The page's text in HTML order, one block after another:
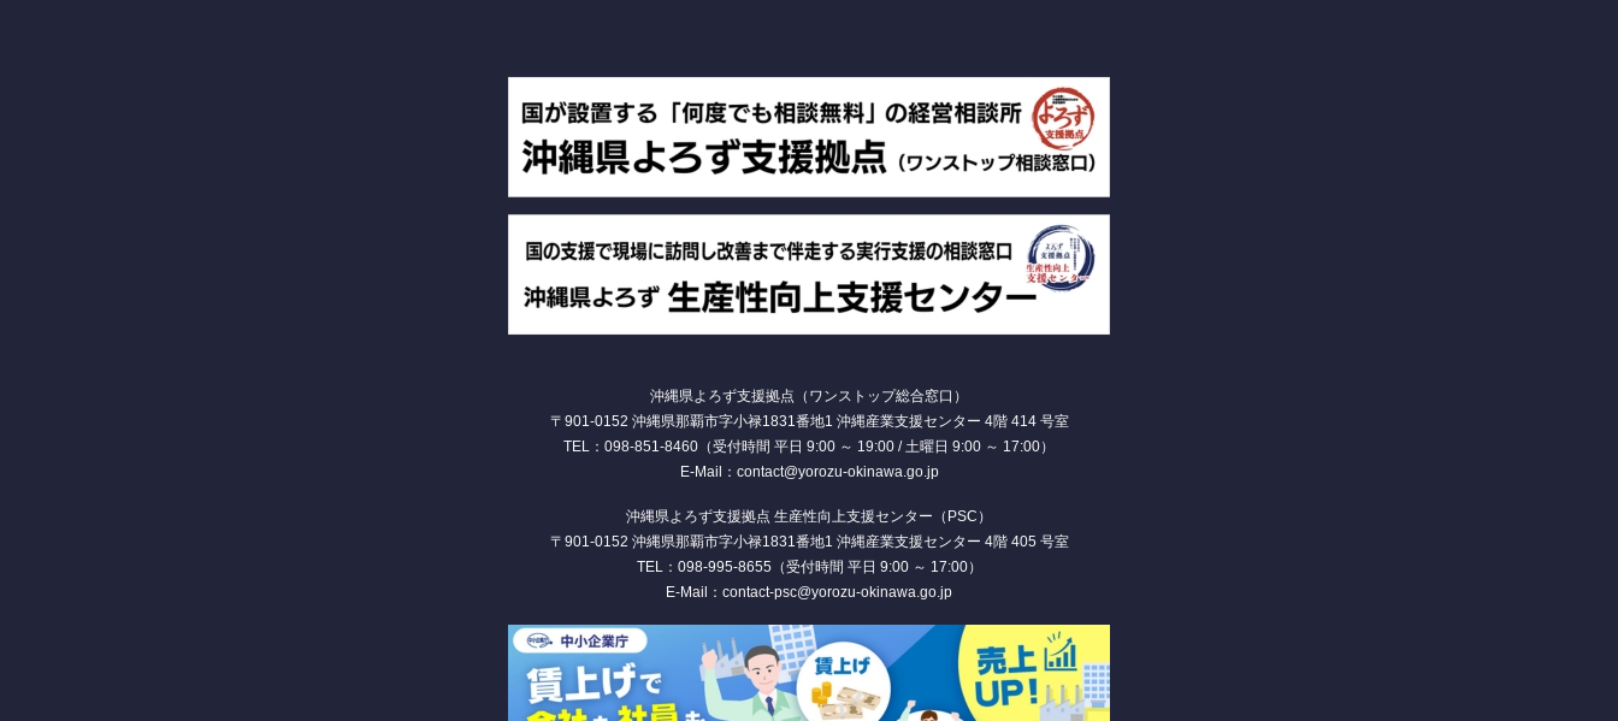
沖縄県よろず支援拠点（ワンストップ総合窓口）
〒901-0152 沖縄県那覇市字小禄1831番地1 沖縄産業支援センター 4階 414 号室
TEL：098-851-8460（受付時間 平日 9:00 ～ 19:00 / 土曜日 9:00 ～ 17:00）
E-Mail：contact@yorozu-okinawa.go.jp
沖縄県よろず支援拠点 生産性向上支援センター（PSC）
〒901-0152 沖縄県那覇市字小禄1831番地1 沖縄産業支援センター 4階 405 号室
TEL：098-995-8655（受付時間 平日 9:00 ～ 17:00）
E-Mail：contact-psc@yorozu-okinawa.go.jp